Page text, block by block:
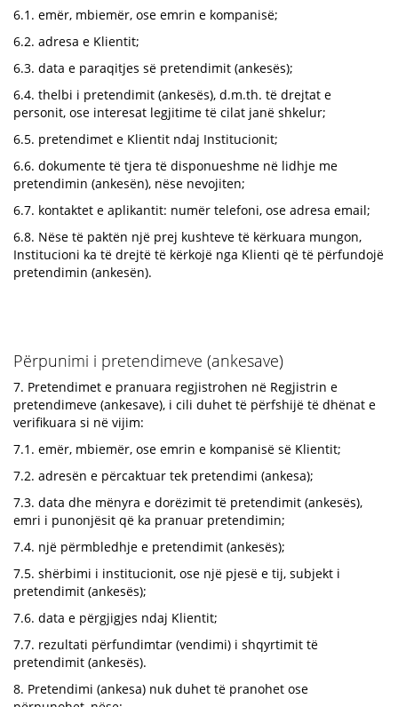
6.1. emër, mbiemër, ose emrin e kompanisë;
6.2. adresa e Klientit;
6.3. data e paraqitjes së pretendimit (ankesës);
6.4. thelbi i pretendimit (ankesës), d.m.th. të drejtat e
personit, ose interesat legjitime të cilat janë shkelur;
6.5. pretendimet e Klientit ndaj Institucionit;
6.6. dokumente të tjera të disponueshme në lidhje me
pretendimin (ankesën), nëse nevojiten;
6.7. kontaktet e aplikantit: numër telefoni, ose adresa email;
6.8. Nëse të paktën një prej kushteve të kërkuara mungon,
Institucioni ka të drejtë të kërkojë nga Klienti që të përfundojë
pretendimin (ankesën).
Përpunimi i pretendimeve (ankesave)
7. Pretendimet e pranuara regjistrohen në Regjistrin e
pretendimeve (ankesave), i cili duhet të përfshijë të dhënat e
verifikuara si në vijim:
7.1. emër, mbiemër, ose emrin e kompanisë së Klientit;
7.2. adresën e përcaktuar tek pretendimi (ankesa);
7.3. data dhe mënyra e dorëzimit të pretendimit (ankesës),
emri i punonjësit që ka pranuar pretendimin;
7.4. një përmbledhje e pretendimit (ankesës);
7.5. shërbimi i institucionit, ose një pjesë e tij, subjekt i
pretendimit (ankesës);
7.6. data e përgjigjes ndaj Klientit;
7.7. rezultati përfundimtar (vendimi) i shqyrtimit të
pretendimit (ankesës).
8. Pretendimi (ankesa) nuk duhet të pranohet ose